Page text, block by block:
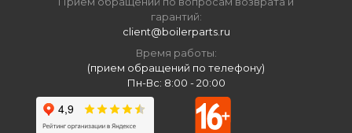
гарантий:
client@boilerparts.ru
Время работы:
(прием обращений по телефону)
Пн-Вс: 8:00 - 20:00